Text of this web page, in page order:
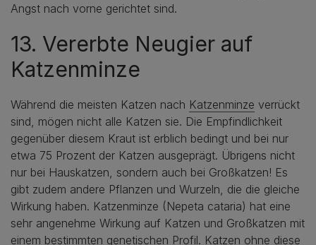
Angst nach vorne gerichtet sind.
13. Vererbte Neugier auf
Katzenminze
Während die meisten Katzen nach Katzenminze verrückt
sind, mögen nicht alle Katzen sie. Die Empfindlichkeit
gegenüber diesem Kraut ist erblich bedingt und bei nur
etwa 75 Prozent der Katzen ausgeprägt. Übrigens nicht
nur bei Hauskatzen, sondern auch bei Großkatzen! Es
gibt zudem andere Pflanzen und Wurzeln, die die gleiche
Wirkung haben. Katzenminze (Nepeta cataria) hat eine
sehr angenehme Wirkung auf Katzen und Großkatzen mit
einem bestimmten genetischen Profil. Katzen ohne diese